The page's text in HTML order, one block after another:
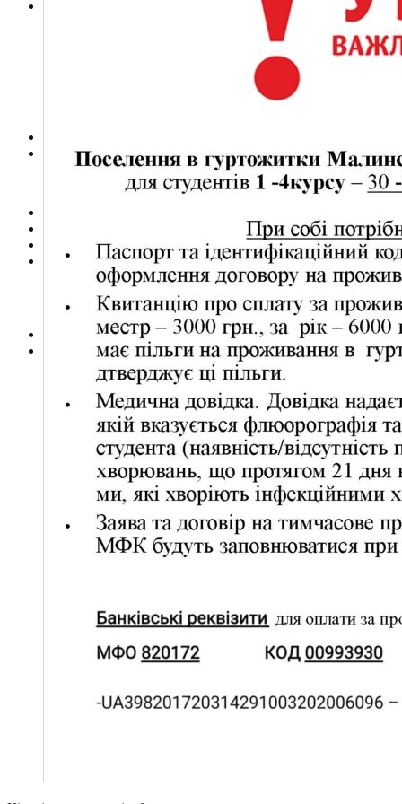
Центр кар’єри та працевлаштування
Міжнародне співробітництво
Міжнародне співробітництво для викладачів
Міжнародне співробітництво для студентів
Публічність
Кваліфікаційний центр МФК
Нормативно-правова база
Форма заяви здобувача
Перелік професій
Професійні стандарти
Майстри сервісних центрів
Про формальну, неформальну та інформальну освіту